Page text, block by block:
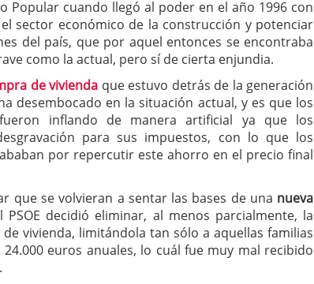
Popular cuando llegó al poder en el año 1996 con
sector económico de la construcción y potenciar
del país, que por aquel entonces se encontraba
como la actual, pero sí de cierta enjundia.
de vivienda que estuvo detrás de la generación
desembocado en la situación actual, y es que los
inflando de manera artificial ya que los
para sus impuestos, con lo que los
por repercutir este ahorro en el precio final
que se volvieran a sentar las bases de una nueva
decidió eliminar, al menos parcialmente, la
vivienda, limitándola tan sólo a aquellas familias
euros anuales, lo cuál fue muy mal recibido